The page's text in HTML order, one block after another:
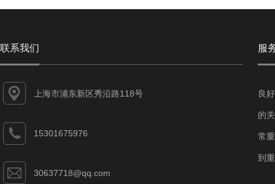
联系我们
上海市浦东新区秀沿路118号
15301675976
30637718@qq.com
服
良
的
常
到